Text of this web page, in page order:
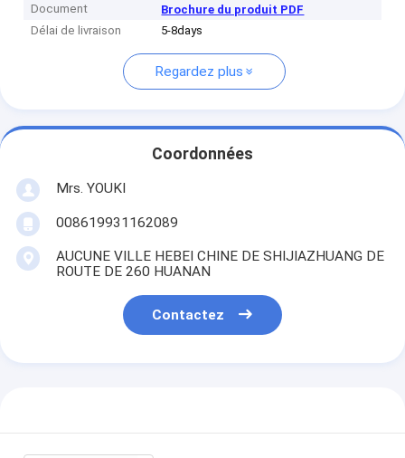
Document
Brochure du produit PDF
Délai de livraison
5-8days
Regardez plus
Coordonnées
Mrs. YOUKI
008619931162089
AUCUNE VILLE HEBEI CHINE DE SHIJIAZHUANG DE
ROUTE DE 260 HUANAN
Contactez